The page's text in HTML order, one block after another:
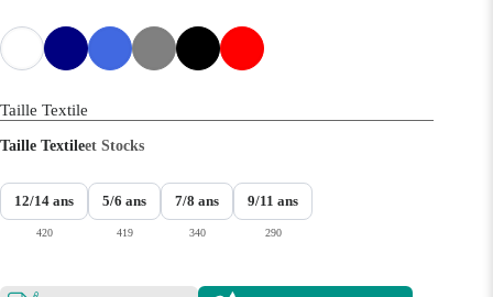
Taille Textile
Taille Textileet Stocks
12/14 ans
420
5/6 ans
419
7/8 ans
340
9/11 ans
290